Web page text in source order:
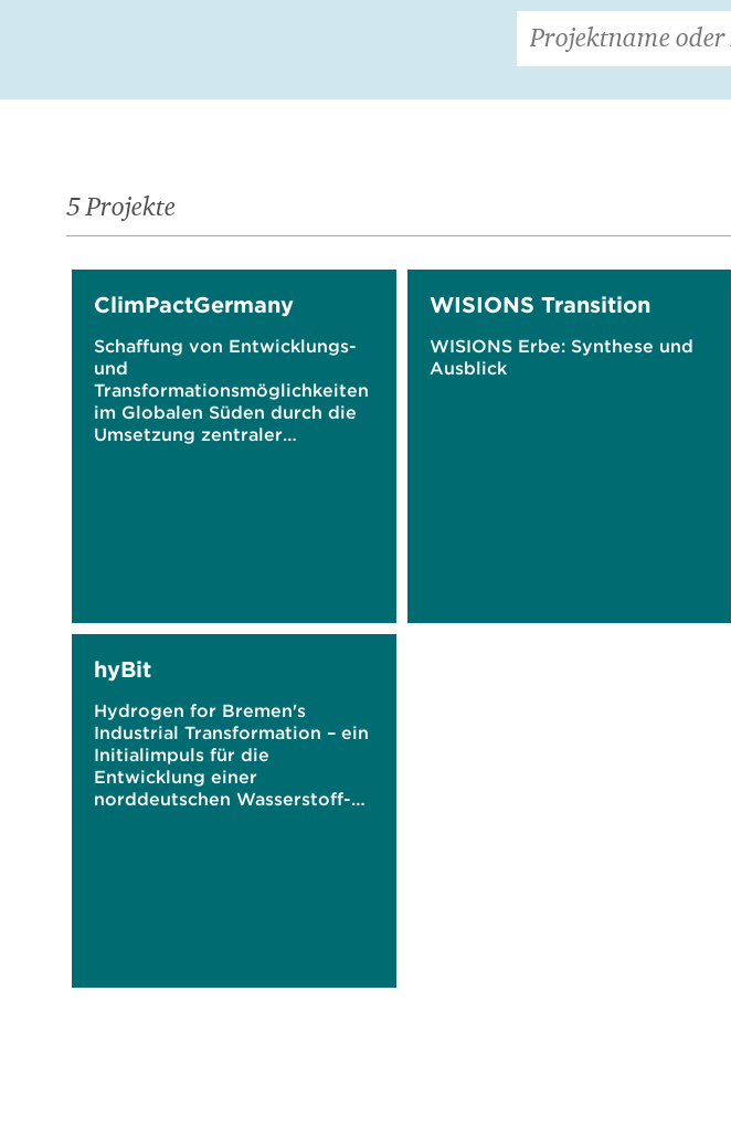
5 Projekte
ClimPactGermany
Schaffung von Entwicklungs-
und
Transformationsmöglichkeiten
im Globalen Süden durch die
Umsetzung zentraler
WISIONS Transition
WISIONS Erbe: Synthese und
Ausblick
hyBit
Hydrogen for Bremen's
Industrial Transformation – ein
Initialimpuls für die
Entwicklung einer
norddeutschen Wasserstoff-